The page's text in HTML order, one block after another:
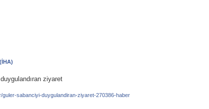
ziyaret
guler-sabanciyi-duygulandiran-ziyaret-270386-haber